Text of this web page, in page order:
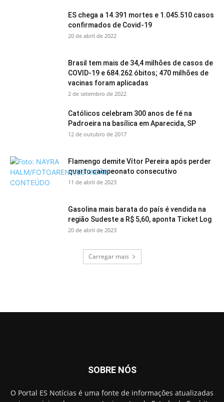
ES chega a 14.391 mortes e 1.045.510 casos
confirmados de Covid-19
20 de abril de 2022
Brasil tem mais de 34,4 milhões de casos de
COVID-19 e 684.262 óbitos; 470 milhões de
vacinas foram aplicadas
2 de setembro de 2022
Católicos celebram 300 anos de fé na
Padroeira na basílica em Aparecida, SP
12 de outubro de 2017
Flamengo demite Vítor Pereira após perder
quarto campeonato consecutivo
11 de abril de 2023
Gasolina mais barata do país é vendida na
região Sudeste a R$ 5,60, aponta Ticket Log
20 de abril de 2023
Carregar mais
SOBRE NÓS
O Portal ES Notícias é uma fonte de informações atualizadas